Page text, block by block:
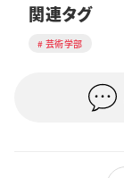
関連タグ
芸術学部